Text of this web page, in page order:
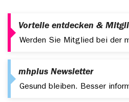
Vorteile entdecken &
mhplus Newsletter